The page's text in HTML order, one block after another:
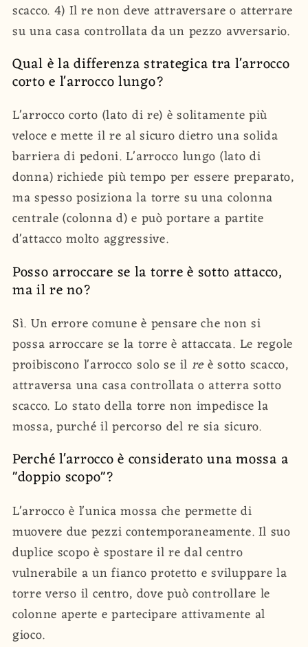
scacco. 4) Il re non deve attraversare o atterrare
su una casa controllata da un pezzo avversario.
Qual è la differenza strategica tra l'arrocco
corto e l'arrocco lungo?
L'arrocco corto (lato di re) è solitamente più
veloce e mette il re al sicuro dietro una solida
barriera di pedoni. L'arrocco lungo (lato di
donna) richiede più tempo per essere preparato,
ma spesso posiziona la torre su una colonna
centrale (colonna d) e può portare a partite
d'attacco molto aggressive.
Posso arroccare se la torre è sotto attacco,
ma il re no?
Sì. Un errore comune è pensare che non si
possa arroccare se la torre è attaccata. Le regole
proibiscono l'arrocco solo se il reè sotto scacco,
attraversa una casa controllata o atterra sotto
scacco. Lo stato della torre non impedisce la
mossa, purché il percorso del re sia sicuro.
Perché l'arrocco è considerato una mossa a
"doppio scopo"?
L'arrocco è l'unica mossa che permette di
muovere due pezzi contemporaneamente. Il suo
duplice scopo è spostare il re dal centro
vulnerabile a un fianco protetto e sviluppare la
torre verso il centro, dove può controllare le
colonne aperte e partecipare attivamente al
gioco.